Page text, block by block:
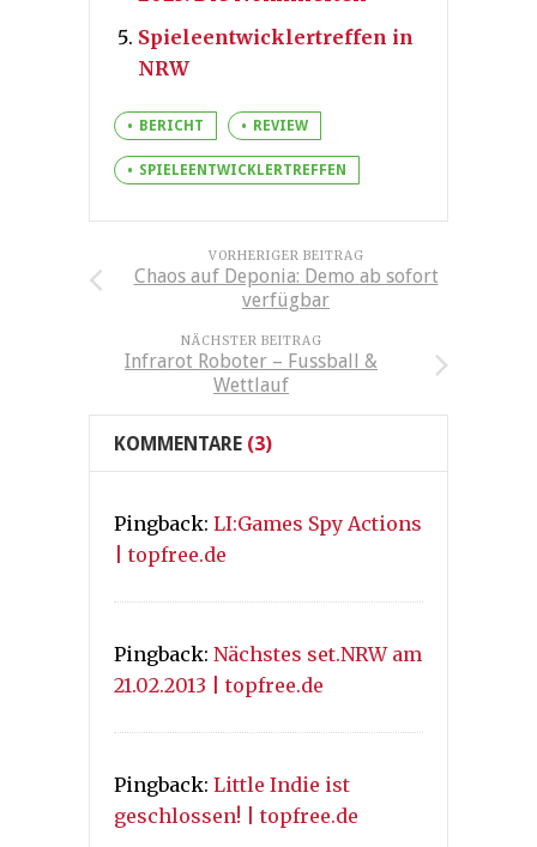
Spieleentwicklertreffen in
NRW
BERICHT REVIEW
SPIELEENTWICKLERTREFFEN
VORHERIGER BEITRAG
Chaos auf Deponia: Demo ab sofort
verfügbar
NÄCHSTER BEITRAG
Infrarot Roboter – Fussball &
Wettlauf
KOMMENTARE (3)
Pingback: LI:Games Spy Actions
| topfree.de
Pingback: Nächstes set.NRW am
21.02.2013 | topfree.de
Pingback: Little Indie ist
geschlossen! | topfree.de